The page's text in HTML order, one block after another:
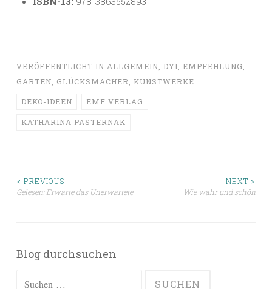
VERÖFFENTLICHT IN ALLGEMEIN DYI EMPFEHLUNG
GARTEN
GLÜCKSMACHER KUNSTWERKE
DEKO-IDEEN EMF VERLAG
KATHARINA PASTERNAK
Beitragsnavigation
< PREVIOUS
Gelesen: Erwarte das Unerwartete
NEXT >
Wie wahr und schön
Blog durchsuchen
Suchen